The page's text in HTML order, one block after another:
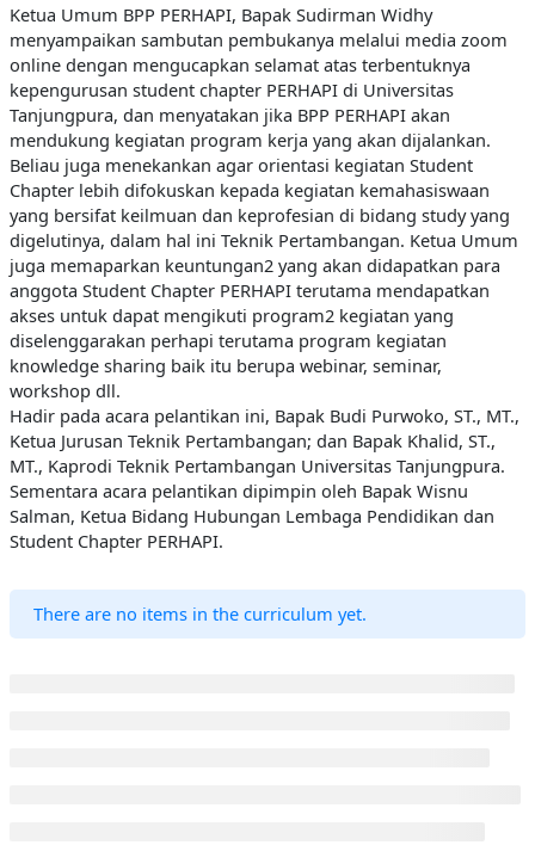
Ketua Umum BPP PERHAPI, Bapak Sudirman Widhy
menyampaikan sambutan pembukanya melalui media zoom
online dengan mengucapkan selamat atas terbentuknya
kepengurusan student chapter PERHAPI di Universitas
Tanjungpura, dan menyatakan jika BPP PERHAPI akan
mendukung kegiatan program kerja yang akan dijalankan.
Beliau juga menekankan agar orientasi kegiatan Student
Chapter lebih difokuskan kepada kegiatan kemahasiswaan
yang bersifat keilmuan dan keprofesian di bidang study yang
digelutinya, dalam hal ini Teknik Pertambangan. Ketua Umum
juga memaparkan keuntungan2 yang akan didapatkan para
anggota Student Chapter PERHAPI terutama mendapatkan
akses untuk dapat mengikuti program2 kegiatan yang
diselenggarakan perhapi terutama program kegiatan
knowledge sharing baik itu berupa webinar, seminar,
workshop dll.
Hadir pada acara pelantikan ini, Bapak Budi Purwoko, ST., MT.,
Ketua Jurusan Teknik Pertambangan; dan Bapak Khalid, ST.,
MT., Kaprodi Teknik Pertambangan Universitas Tanjungpura.
Sementara acara pelantikan dipimpin oleh Bapak Wisnu
Salman, Ketua Bidang Hubungan Lembaga Pendidikan dan
Student Chapter PERHAPI.
There are no items in the curriculum yet.